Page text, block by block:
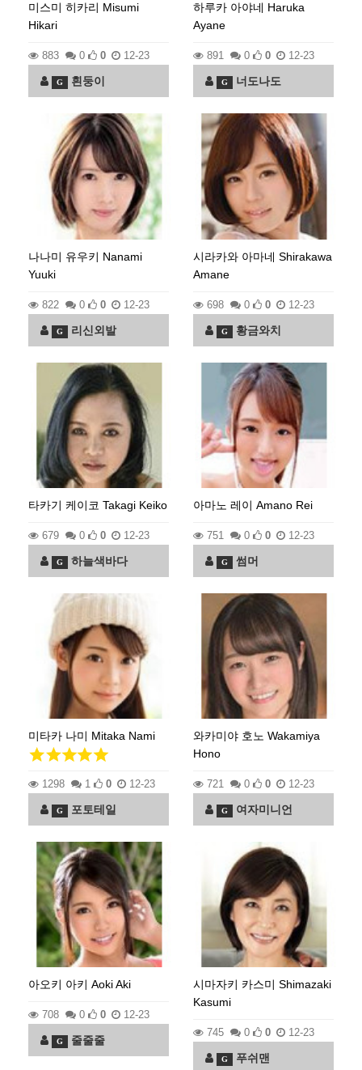
미스미 히카리 Misumi
Hikari
883 0 0 12-23
G 흰둥이
하루카 아야네 Haruka
Ayane
891 0 0 12-23
G 너도나도
나나미 유우키 Nanami
Yuuki
822 0 0 12-23
G 리신외발
시라카와 아마네 Shirakawa
Amane
698 0 0 12-23
G 황금와치
타카기 케이코 Takagi Keiko
679 0 0 12-23
G 하늘색바다
아마노 레이 Amano Rei
751 0 0 12-23
G 썸머
미타카 나미 Mitaka Nami
1298 1 0 12-23
G 포토테일
와카미야 호노 Wakamiya
Hono
721 0 0 12-23
G 여자미니언
아오키 아키 Aoki Aki
708 0 0 12-23
G 줄줄줄
시마자키 카스미 Shimazaki
Kasumi
745 0 0 12-23
G 푸쉬맨